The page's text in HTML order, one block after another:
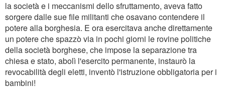
la società e i meccanismi dello sfruttamento, aveva fatto
sorgere dalle sue file militanti che osavano contendere il
potere alla borghesia. E ora esercitava anche direttamente
un potere che spazzò via in pochi giorni le rovine politiche
della società borghese, che impose la separazione tra
chiesa e stato, abolì l'esercito permanente, instaurò la
revocabilità degli eletti, inventò l'istruzione obbligatoria per i
bambini!